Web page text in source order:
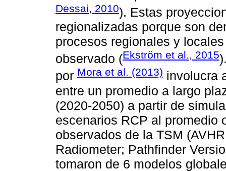
Dessai, 2010). Estas
regionalizadas porque son
procesos regionales y
observado (Ekström et al., 2015
por Mora et al. (2013) involucra
entre un promedio a largo
(2020-2050) a partir de
escenarios RCP al promedio
observados de la TSM
Radiometer; Pathfinder
tomaron de 6 modelos